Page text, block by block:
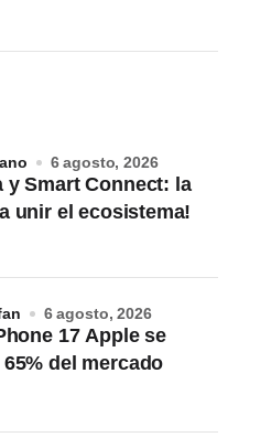
y Smart Connect: la
unir el ecosistema!
6 agosto, 2026
17 Apple se
del mercado
6 agosto, 2026